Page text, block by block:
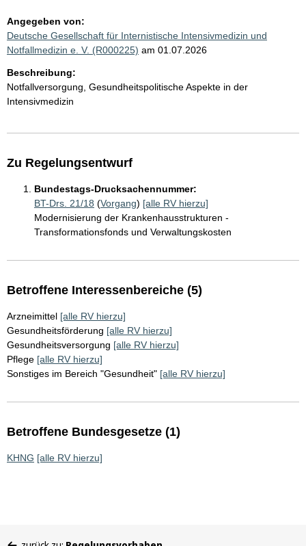
Angegeben von:
Deutsche Gesellschaft für Internistische Intensivmedizin und
Notfallmedizin e. V. (R000225) am 01.07.2026
Beschreibung:
Notfallversorgung, Gesundheitspolitische Aspekte in der
Intensivmedizin
Zu Regelungsentwurf
Bundestags-Drucksachennummer:
BT-Drs. 21/18 (Vorgang) [alle RV hierzu]
Modernisierung der Krankenhausstrukturen -
Transformationsfonds und Verwaltungskosten
Betroffene Interessenbereiche (5)
Arzneimittel [alle RV hierzu]
Gesundheitsförderung [alle RV hierzu]
Gesundheitsversorgung [alle RV hierzu]
Pflege [alle RV hierzu]
Sonstiges im Bereich "Gesundheit" [alle RV hierzu]
Betroffene Bundesgesetze (1)
KHNG [alle RV hierzu]